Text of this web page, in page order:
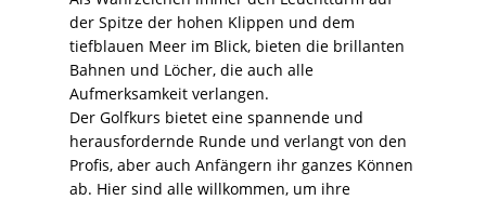
der Spitze der hohen Klippen und dem
tiefblauen Meer im Blick, bieten die brillanten
Bahnen und Löcher, die auch alle
Aufmerksamkeit verlangen.
Der Golfkurs bietet eine spannende und
herausfordernde Runde und verlangt von den
Profis, aber auch Anfängern ihr ganzes Können
ab. Hier sind alle willkommen, um ihre